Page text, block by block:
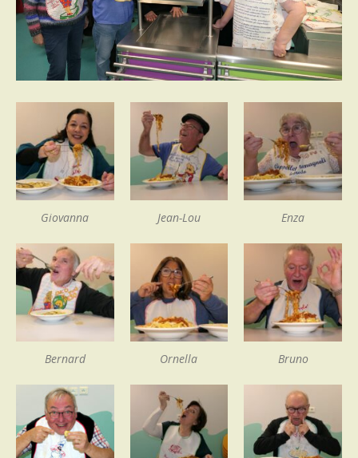
Giovanna Jean-Lou Enza
Bernard Ornella Bruno